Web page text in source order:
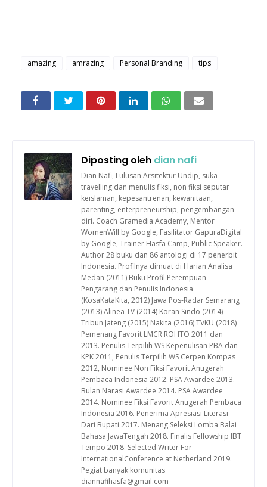
amazing amrazing Personal Branding tips
Diposting oleh dian nafi
Dian Nafi, Lulusan Arsitektur Undip, suka
travelling dan menulis fiksi, non fiksi seputar
keislaman, kepesantrenan, kewanitaan,
parenting, enterpreneurship, pengembangan
diri. Coach Gramedia Academy, Mentor
WomenWill by Google, Fasilitator GapuraDigital
by Google, Trainer Hasfa Camp, Public Speaker.
Author 28 buku dan 86 antologi di 17 penerbit
Indonesia. Profilnya dimuat di Harian Analisa
Medan (2011) Buku Profil Perempuan
Pengarang dan Penulis Indonesia
(KosaKataKita, 2012) Jawa Pos-Radar Semarang
(2013) Alinea TV (2014) Koran Sindo (2014)
Tribun Jateng (2015) Nakita (2016) TVKU (2018)
Pemenang Favorit LMCR ROHTO 2011 dan
2013. Penulis Terpilih WS Kepenulisan PBA dan
KPK 2011, Penulis Terpilih WS Cerpen Kompas
2012, Nominee Non Fiksi Favorit Anugerah
Pembaca Indonesia 2012. PSA Awardee 2013.
Bulan Narasi Awardee 2014. PSA Awardee
2014. Nominee Fiksi Favorit Anugerah Pembaca
Indonesia 2016. Penerima Apresiasi Literasi
Dari Bupati 2017. Menang Seleksi Lomba Balai
Bahasa JawaTengah 2018. Finalis Fellowship IBT
Tempo 2018. Selected Writer For
InternationalConference at Netherland 2019.
Pegiat banyak komunitas
diannafihasfa@gmail.com